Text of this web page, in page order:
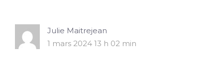
Julie Maitrejean
1 mars 2024 13 h 02 min